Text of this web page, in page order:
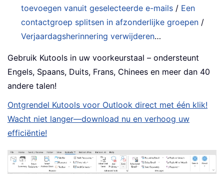
toevoegen vanuit geselecteerde e-mails / Een
contactgroep splitsen in afzonderlijke groepen /
Verjaardagsherinnering verwijderen…
Gebruik Kutools in uw voorkeurstaal – ondersteunt
Engels, Spaans, Duits, Frans, Chinees en meer dan 40
andere talen!
Ontgrendel Kutools voor Outlook direct met één klik!
Wacht niet langer—download nu en verhoog uw
efficiëntie!